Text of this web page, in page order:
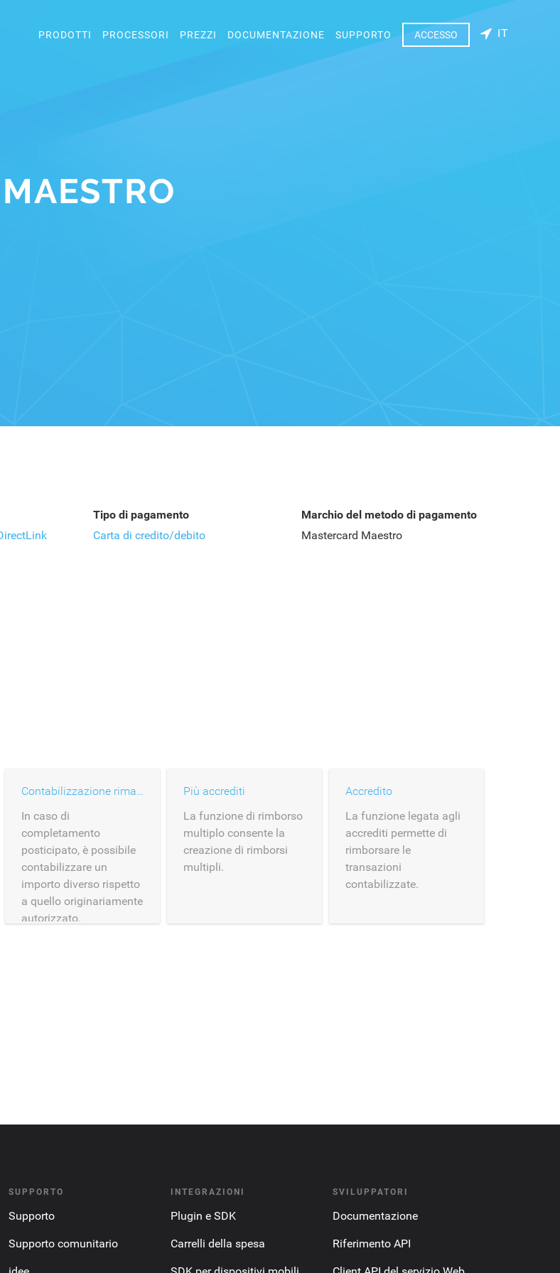
PRODOTTI PROCESSORI PREZZI DOCUMENTAZIONE SUPPORTO ACCESSO IT
Tipo di pagamento
Carta di credito/debito
Marchio del metodo di pagamento
Mastercard Maestro
Contabilizzazione rimandata
In caso di
completamento
posticipato, è possibile
contabilizzare un
importo diverso rispetto
a quello originariamente
autorizzato.
Più accrediti
La funzione di rimborso
multiplo consente la
creazione di rimborsi
multipli.
Accredito
La funzione legata agli
accrediti permette di
rimborsare le
transazioni
contabilizzate.
SUPPORTO
Supporto
Supporto comunitario
INTEGRAZIONI
Plugin e SDK
Carrelli della spesa
SVILUPPATORI
Documentazione
Riferimento API